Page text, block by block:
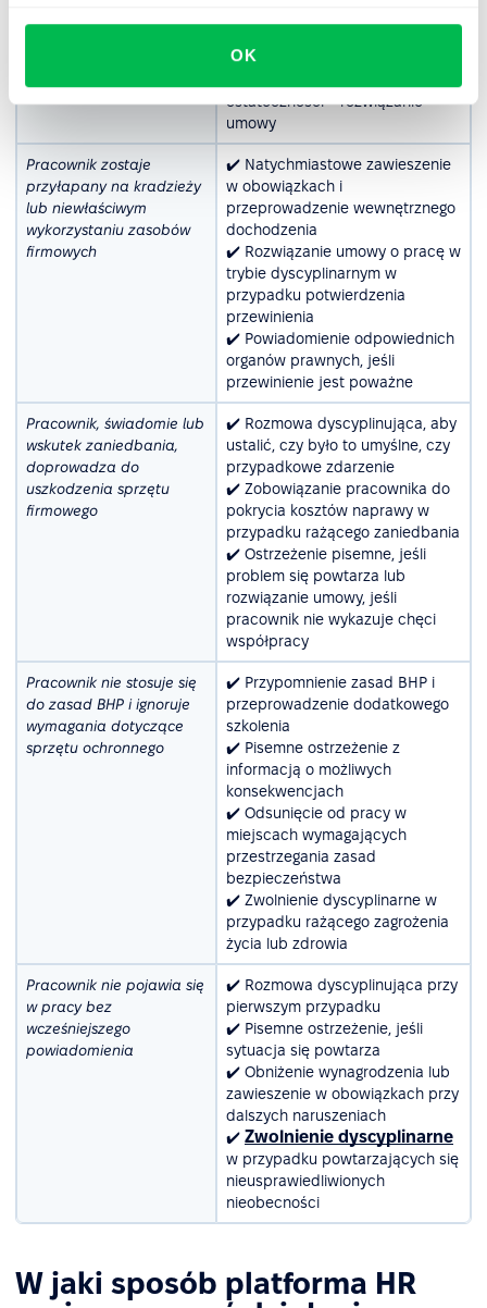
OK
✔️ Zawieszenie w obowiązkach
ostateczności – rozwiązanie
umowy
Pracownik zostaje
przyłapany na kradzieży
lub niewłaściwym
wykorzystaniu zasobów
firmowych
✔️ Natychmiastowe zawieszenie
w obowiązkach i
przeprowadzenie wewnętrznego
dochodzenia
✔️ Rozwiązanie umowy o pracę w
trybie dyscyplinarnym w
przypadku potwierdzenia
przewinienia
✔️ Powiadomienie odpowiednich
organów prawnych, jeśli
przewinienie jest poważne
Pracownik, świadomie lub
wskutek zaniedbania,
doprowadza do
uszkodzenia sprzętu
firmowego
✔️ Rozmowa dyscyplinująca, aby
ustalić, czy było to umyślne, czy
przypadkowe zdarzenie
✔️ Zobowiązanie pracownika do
pokrycia kosztów naprawy w
przypadku rażącego zaniedbania
✔️ Ostrzeżenie pisemne, jeśli
problem się powtarza lub
rozwiązanie umowy, jeśli
pracownik nie wykazuje chęci
współpracy
Pracownik nie stosuje się
do zasad BHP i ignoruje
wymagania dotyczące
sprzętu ochronnego
✔️ Przypomnienie zasad BHP i
przeprowadzenie dodatkowego
szkolenia
✔️ Pisemne ostrzeżenie z
informacją o możliwych
konsekwencjach
✔️ Odsunięcie od pracy w
miejscach wymagających
przestrzegania zasad
bezpieczeństwa
✔️ Zwolnienie dyscyplinarne w
przypadku rażącego zagrożenia
życia lub zdrowia
Pracownik nie pojawia się
w pracy bez
wcześniejszego
powiadomienia
✔️ Rozmowa dyscyplinująca przy
pierwszym przypadku
✔️ Pisemne ostrzeżenie, jeśli
sytuacja się powtarza
✔️ Obniżenie wynagrodzenia lub
zawieszenie w obowiązkach przy
dalszych naruszeniach
✔️ Zwolnienie dyscyplinarne
w przypadku powtarzających się
nieusprawiedliwionych
nieobecności
W jaki sposób platforma HR